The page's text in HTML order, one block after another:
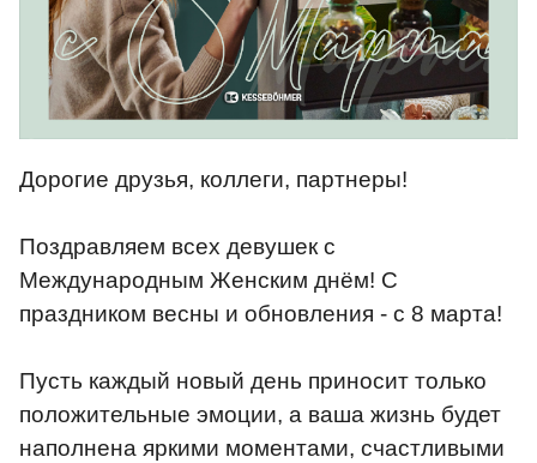
Дорогие друзья, коллеги, партнеры!
Поздравляем всех девушек с
Международным Женским днём! С
праздником весны и обновления - с 8 марта!
Пусть каждый новый день приносит только
положительные эмоции, а ваша жизнь будет
наполнена яркими моментами, счастливыми